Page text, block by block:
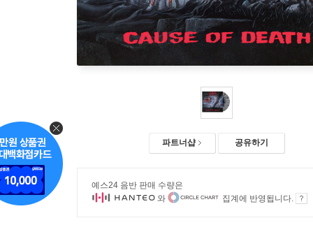
파트너샵 공유하기
예스24 음반 판매 수량은
와
집계에 반영됩니다.